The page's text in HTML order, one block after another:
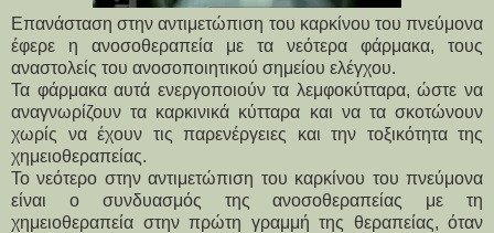
Επανάσταση στην αντιμετώπιση του καρκίνου του πνεύμονα
έφερε η ανοσοθεραπεία με τα νεότερα φάρμακα, τους
αναστολείς του ανοσοποιητικού σημείου ελέγχου.
Τα φάρμακα αυτά ενεργοποιούν τα λεμφοκύτταρα, ώστε να
αναγνωρίζουν τα καρκινικά κύτταρα και να τα σκοτώνουν
χωρίς να έχουν τις παρενέργειες και την τοξικότητα της
χημειοθεραπείας.
Το νεότερο στην αντιμετώπιση του καρκίνου του πνεύμονα
είναι ο συνδυασμός της ανοσοθεραπείας με τη
χημειοθεραπεία στην πρώτη γραμμή της θεραπείας, όταν